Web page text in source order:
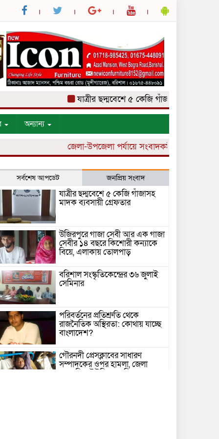
যাত্রীর ছদ্মবেশে ৫ কেজি গাঁজাসহ মাদক ব্যবসায়ী
অন্যান্য
জেলা-উপজেলা পর্যায়ে সংবাদকর্মী নিয়োগ চলছে।
সর্বশেষ আপডেট জনপ্রিয় সংবাদ
যাত্রীর ছদ্মবেশে ৫ কেজি গাঁজাসহ
মাদক ব্যবসায়ী গ্রেফতার
উজিরপুরে গাজা সেবী আর এক গাজা
সেবীর ১৪ বছরে কিশোরী কন্যাকে
বিয়ে, এলাকায় তোলপাড়
বরিশাল সংস্কৃতিকেন্দ্রের ৩৬ জুলাই
সেমিনার
পরিবর্তনের প্রতিশ্রুতি থেকে
রাজনৈতিক অস্থিরতা: কোথায় যাচ্ছে
বাংলাদেশ?
গৌরনদী প্রেসক্লাবের সাধারণ
সম্পাদকের ওপর হামলা, জেলা
সাংবাদিক ইউনিয়নের নিন্দা